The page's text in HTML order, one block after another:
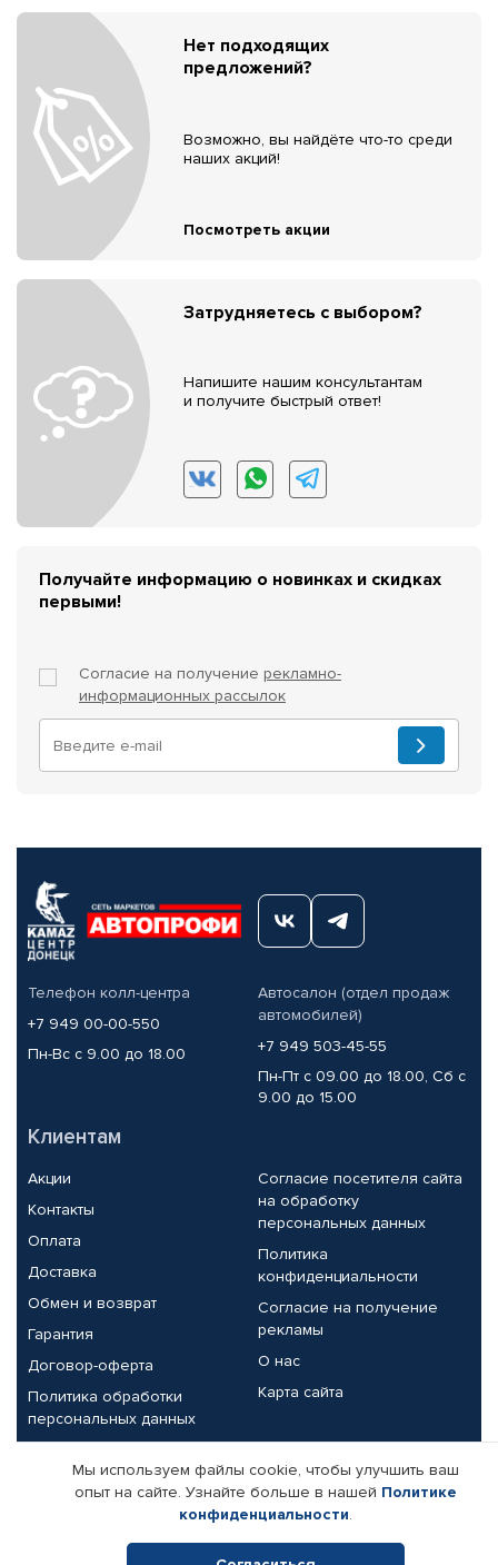
Нет подходящих
предложений?
Возможно, вы найдёте что-то среди
наших акций!
Посмотреть акции
Затрудняетесь с выбором?
Напишите нашим консультантам
и получите быстрый ответ!
Получайте информацию о новинках и скидках
первыми!
Согласие на получение рекламно-
информационных рассылок
Телефон колл-центра
+7 949 00-00-550
Пн-Вс с 9.00 до 18.00
Автосалон (отдел продаж
автомобилей)
+7 949 503-45-55
Пн-Пт с 09.00 до 18.00, Сб с
9.00 до 15.00
Клиентам
Акции
Контакты
Оплата
Доставка
Обмен и возврат
Гарантия
Договор-оферта
Политика обработки
персональных данных
Согласие посетителя сайта
на обработку
персональных данных
Политика
конфиденциальности
Согласие на получение
рекламы
О нас
Карта сайта
Партнерам
Корпоративным клиентам
Поставщикам
Реквизиты компании
Мы используем файлы cookie, чтобы улучшить ваш
опыт на сайте. Узнайте больше в нашей Политике
конфиденциальности.